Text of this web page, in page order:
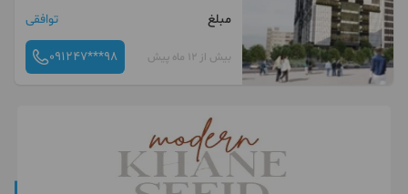
مبلغ
توافقی
بیش از 12 ماه پیش 091247***98